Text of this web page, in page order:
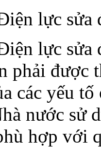
lực sửa
lực sửa
phải được
các yếu
nước sử
hợp với